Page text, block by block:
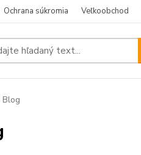
Ochrana súkromia Veľkoobchod
Blog